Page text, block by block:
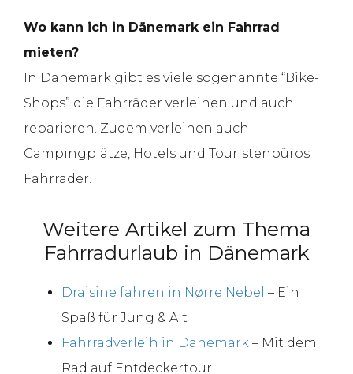
Wo kann ich in Dänemark ein Fahrrad
mieten?
In Dänemark gibt es viele sogenannte “Bike-
Shops” die Fahrräder verleihen und auch
reparieren. Zudem verleihen auch
Campingplätze, Hotels und Touristenbüros
Fahrräder.
Weitere Artikel zum Thema
Fahrradurlaub in Dänemark
Draisine fahren in Nørre Nebel – Ein
Spaß für Jung & Alt
Fahrradverleih in Dänemark – Mit dem
Rad auf Entdeckertour